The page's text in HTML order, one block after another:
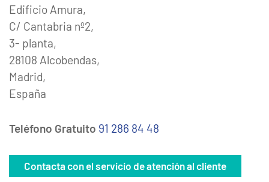
Edificio Amura,
C/ Cantabria nº2,
3- planta,
28108 Alcobendas,
Madrid,
España
Teléfono Gratuito 91 286 84 48
Contacta con el servicio de atención al cliente